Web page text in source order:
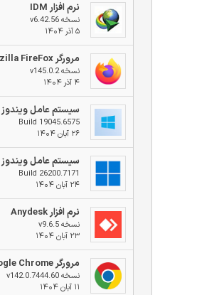
نرم افزار IDM
نسخه v6.42.56
۵ آذر ۱۴۰۴
مرورگر Mozilla FireFox
نسخه v145.0.2
۴ آذر ۱۴۰۴
سیستم عامل ویندوز ۱۰
Build 19045.6575
۲۶ آبان ۱۴۰۴
سیستم عامل ویندوز ۱۱
Build 26200.7171
۲۴ آبان ۱۴۰۴
نرم افزار Anydesk
نسخه v9.6.5
۲۳ آبان ۱۴۰۴
مرورگر Google Chrome
نسخه v142.0.7444.60
۱۱ آبان ۱۴۰۴